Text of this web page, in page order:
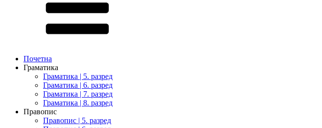
Почетна
Граматика
Граматика | 5. разред
Граматика | 6. разред
Граматика | 7. разред
Граматика | 8. разред
Правопис
Правопис | 5. разред